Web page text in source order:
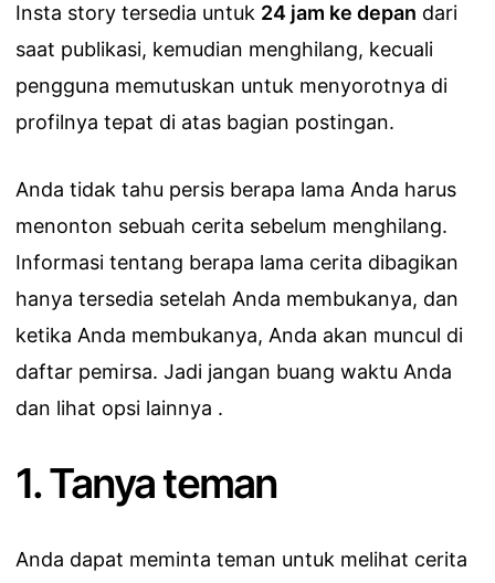
Insta story tersedia untuk 24 jam ke depan dari
saat publikasi, kemudian menghilang, kecuali
pengguna memutuskan untuk menyorotnya di
profilnya tepat di atas bagian postingan.
Anda tidak tahu persis berapa lama Anda harus
menonton sebuah cerita sebelum menghilang.
Informasi tentang berapa lama cerita dibagikan
hanya tersedia setelah Anda membukanya, dan
ketika Anda membukanya, Anda akan muncul di
daftar pemirsa. Jadi jangan buang waktu Anda
dan lihat opsi lainnya .
1. Tanya teman
Anda dapat meminta teman untuk melihat cerita